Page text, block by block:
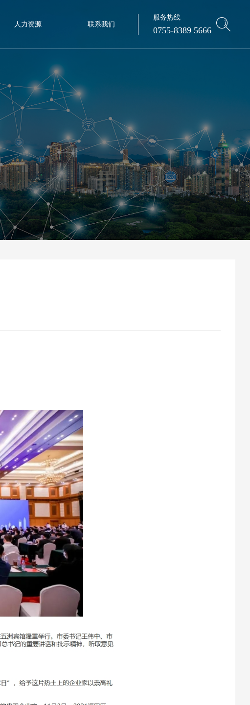
人力资源 联系我们
服务热线
0755-8389 5666